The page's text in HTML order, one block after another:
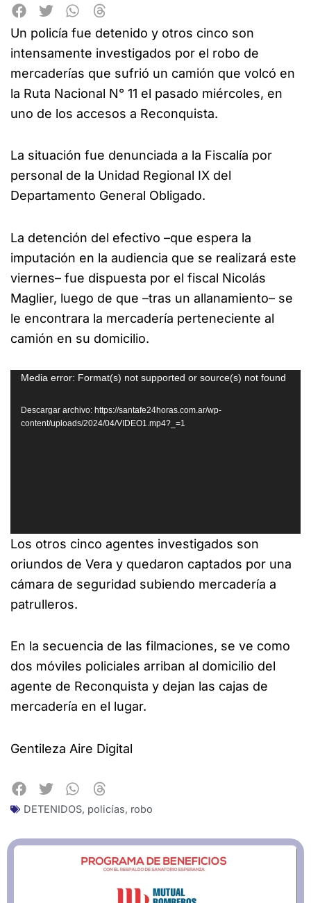
Un policía fue detenido y otros cinco son
intensamente investigados por el robo de
mercaderías que sufrió un camión que volcó en
la Ruta Nacional N° 11 el pasado miércoles, en
uno de los accesos a Reconquista.
La situación fue denunciada a la Fiscalía por
personal de la Unidad Regional IX del
Departamento General Obligado.
La detención del efectivo –que espera la
imputación en la audiencia que se realizará este
viernes– fue dispuesta por el fiscal Nicolás
Maglier, luego de que –tras un allanamiento– se
le encontrara la mercadería perteneciente al
camión en su domicilio.
Reproductor
vídeo
Media error: Format(s) not supported or source(s) not found
Descargar archivo: https://santafe24horas.com.ar/wp-
content/uploads/2024/04/VIDEO1.mp4?_=1
Los otros cinco agentes investigados son
oriundos de Vera y quedaron captados por una
cámara de seguridad subiendo mercadería a
patrulleros.
En la secuencia de las filmaciones, se ve como
dos móviles policiales arriban al domicilio del
agente de Reconquista y dejan las cajas de
mercadería en el lugar.
Gentileza Aire Digital
DETENIDOS, policías, robo